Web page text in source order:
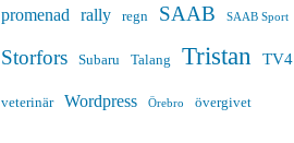
promenad rally regn SAAB SAAB Sport
Storfors Subaru Talang Tristan TV4
veterinär Wordpress Örebro övergivet